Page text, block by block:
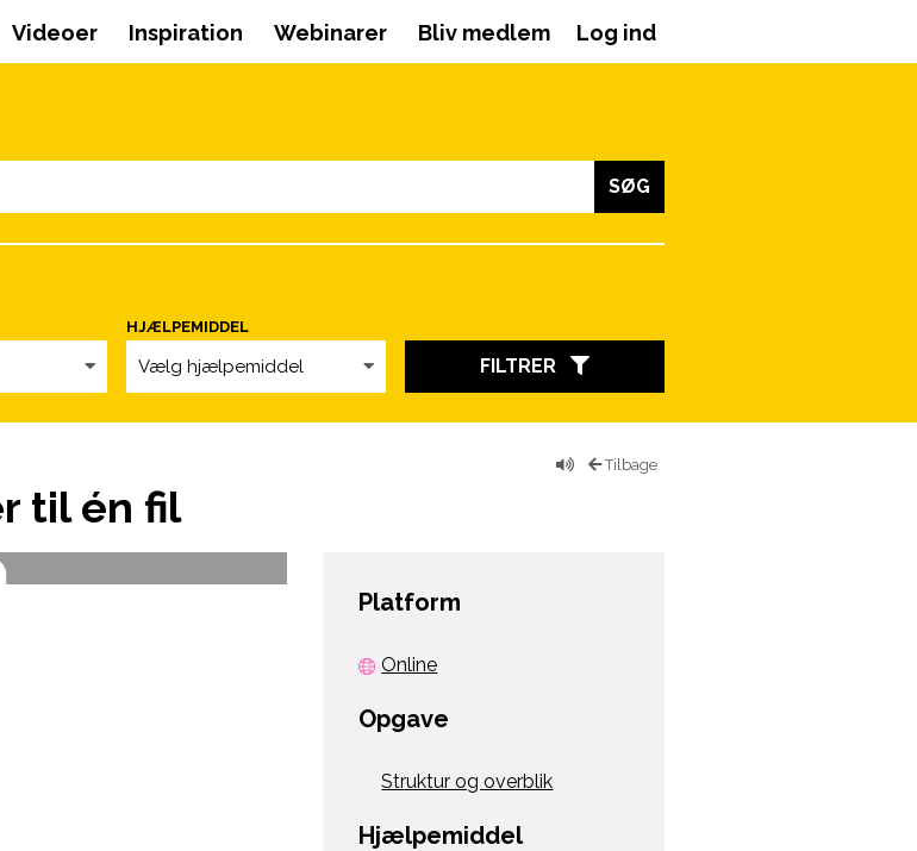
Videoer Inspiration Webinarer Bliv medlem Log ind
SØG
HJÆLPEMIDDEL
Vælg hjælpemiddel
Tilbage
til én fil
Platform
Online
Opgave
Struktur og overblik
Hjælpemiddel